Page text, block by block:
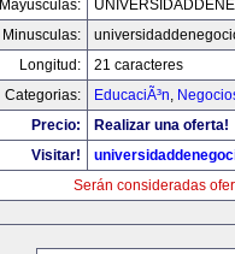
Mayusculas:
Minusculas:
Longitud:
21 caracteres
Categorias:
EducaciÃ³n,
Precio:
Realizar una oferta!
Visitar!
Serán consideradas